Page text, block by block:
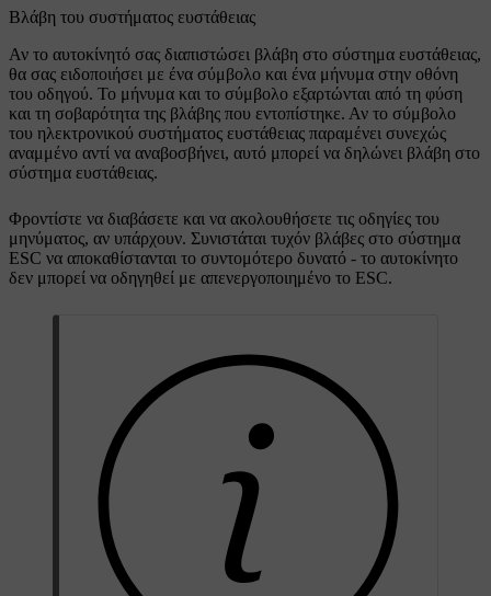
Βλάβη του συστήματος ευστάθειας
Αν το αυτοκίνητό σας διαπιστώσει βλάβη στο σύστημα ευστάθειας,
θα σας ειδοποιήσει με ένα σύμβολο και ένα μήνυμα στην οθόνη
του οδηγού. Το μήνυμα και το σύμβολο εξαρτώνται από τη φύση
και τη σοβαρότητα της βλάβης που εντοπίστηκε. Αν το σύμβολο
του ηλεκτρονικού συστήματος ευστάθειας παραμένει συνεχώς
αναμμένο αντί να αναβοσβήνει, αυτό μπορεί να δηλώνει βλάβη στο
σύστημα ευστάθειας.
Φροντίστε να διαβάσετε και να ακολουθήσετε τις οδηγίες του
μηνύματος, αν υπάρχουν. Συνιστάται τυχόν βλάβες στο σύστημα
ESC να αποκαθίστανται το συντομότερο δυνατό - το αυτοκίνητο
δεν μπορεί να οδηγηθεί με απενεργοποιημένο το ESC.